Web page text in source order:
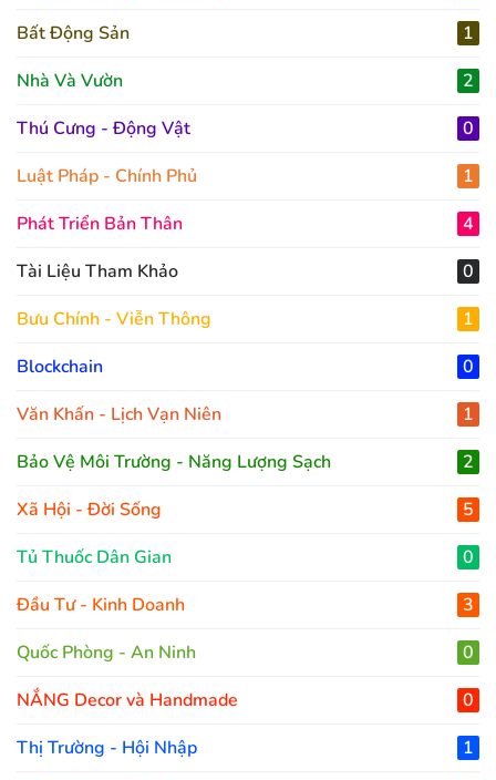
Bất Động Sản
1
Nhà Và Vườn
2
Thú Cưng - Động Vật
0
Luật Pháp - Chính Phủ
1
Phát Triển Bản Thân
4
Tài Liệu Tham Khảo
0
Bưu Chính - Viễn Thông
1
Blockchain
0
Văn Khấn - Lịch Vạn Niên
1
Bảo Vệ Môi Trường - Năng Lượng Sạch
2
Xã Hội - Đời Sống
5
Tủ Thuốc Dân Gian
0
Đầu Tư - Kinh Doanh
3
Quốc Phòng - An Ninh
0
NẮNG Decor và Handmade
0
Thị Trường - Hội Nhập
1